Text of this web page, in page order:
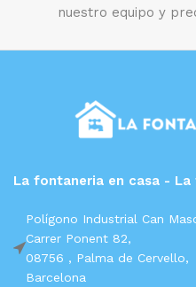
nuestro equipo y
La fontaneria en casa -
Polígono Industrial Can
Carrer Ponent 82,
08756 , Palma de Cervello,
Barcelona